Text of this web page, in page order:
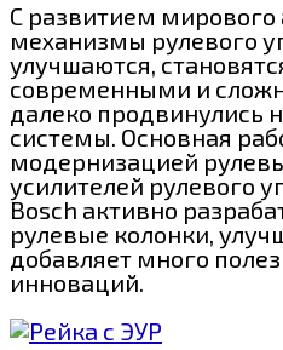
С развитием
механизмы рулевого
улучшаются,
современными и
далеко продвинулись
системы. Основная
модернизацией
усилителей рулевого
Bosch активно
рулевые колонки,
добавляет много
инноваций.